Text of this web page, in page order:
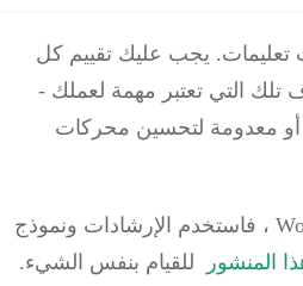
تعليمات. يجب عليك تقييم كل
التي تعتبر مهمة لعملك -
معدومة لتحسين محركات
إذا كنت لا تستخدم WordPress ، فاستخدم الإرشادات ونموذج
المنشور للقيام بنفس الشيء.